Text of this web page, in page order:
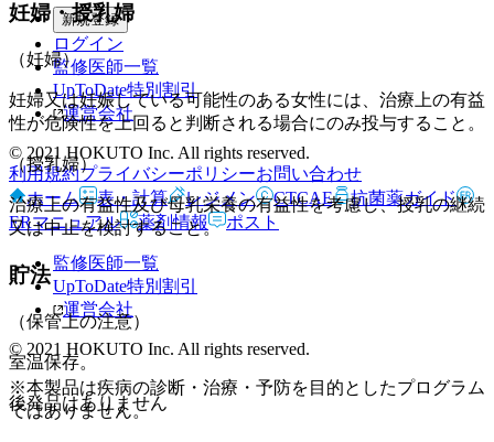
妊婦・授乳婦
（妊婦）
妊婦又は妊娠している可能性のある女性には、治療上の有益
性が危険性を上回ると判断される場合にのみ投与すること。
（授乳婦）
治療上の有益性及び母乳栄養の有益性を考慮し、授乳の継続
又は中止を検討すること。
貯法
（保管上の注意）
室温保存。
後発品はありません
新規登録
ログイン
監修医師一覧
UpToDate特別割引
運営会社
© 2021 HOKUTO Inc. All rights reserved.
利用規約プライバシーポリシーお問い合わせ
ホーム
表・計算 レジメン CTCAE
抗菌薬ガイド
ERマニュアル
薬剤情報 ポスト
監修医師一覧
UpToDate特別割引
運営会社
© 2021 HOKUTO Inc. All rights reserved.
※本製品は疾病の診断・治療・予防を目的としたプログラム
ではありません。